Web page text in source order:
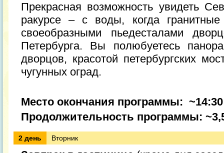
Прекрасная возможность увидеть
ракурсе – с воды, когда гранитные
своеобразными пьедесталами
Петербурга. Вы полюбуетесь
дворцов, красотой петербургских
чугунных оград.
Место окончания программы: ~14:30
Продолжительность программы:
2 день Вторник